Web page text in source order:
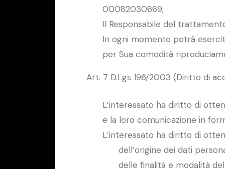
00082030669;
Il Responsabile del
In ogni momento potrà
per Sua comodità
Art. 7 D.Lgs 196/2003 (Diritto di
L’interessato ha diritto di
e la loro comunicazione in
L’interessato ha diritto di
dell’origine dei dati
delle finalità e modalità